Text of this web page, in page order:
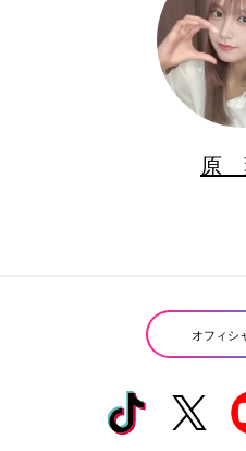
原
オフィシ